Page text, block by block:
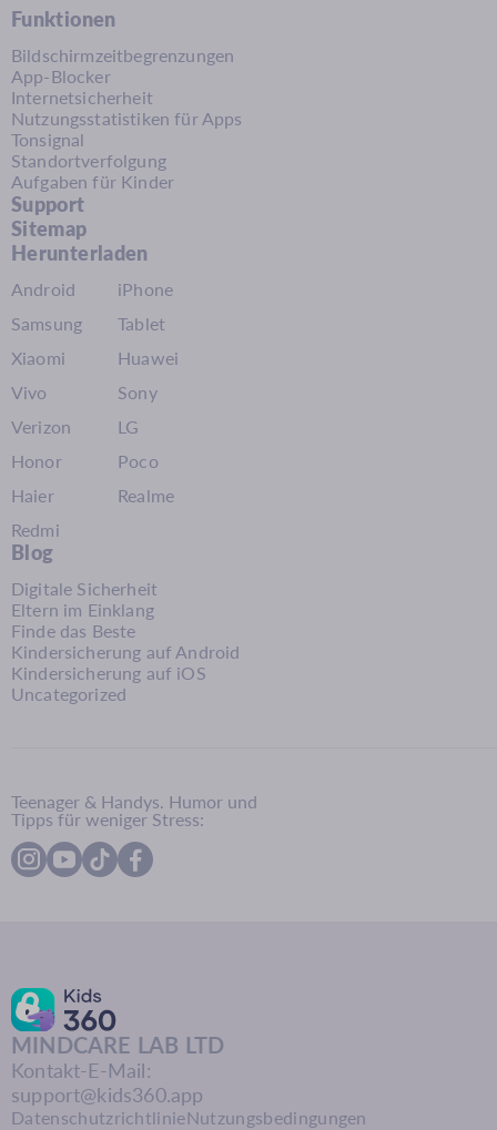
Funktionen
Bildschirmzeitbegrenzungen
App-Blocker
Internetsicherheit
Nutzungsstatistiken für Apps
Tonsignal
Standortverfolgung
Aufgaben für Kinder
Support
Sitemap
Herunterladen
Android
iPhone
Samsung
Tablet
Xiaomi
Huawei
Vivo
Sony
Verizon
LG
Honor
Poco
Haier
Realme
Redmi
Blog
Digitale Sicherheit
Eltern im Einklang
Finde das Beste
Kindersicherung auf Android
Kindersicherung auf iOS
Uncategorized
Teenager & Handys. Humor und
Tipps für weniger Stress:
MINDCARE LAB LTD
Kontakt-E-Mail:
support@kids360.app
DatenschutzrichtlinieNutzungsbedingungen